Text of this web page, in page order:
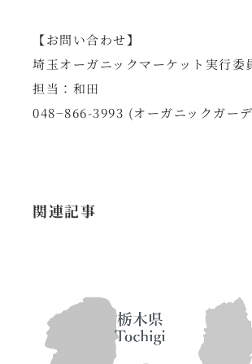
【お問い合わせ】
埼玉オーガニックマーケット実行委
担当：和田
048−866-3993 (オーガニックガー
関連記事